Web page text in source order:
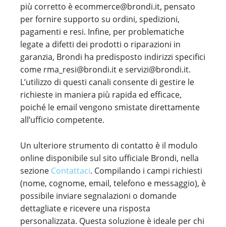
più corretto è ecommerce@brondi.it, pensato
per fornire supporto su ordini, spedizioni,
pagamenti e resi. Infine, per problematiche
legate a difetti dei prodotti o riparazioni in
garanzia, Brondi ha predisposto indirizzi specifici
come rma_resi@brondi.it e servizi@brondi.it.
L’utilizzo di questi canali consente di gestire le
richieste in maniera più rapida ed efficace,
poiché le email vengono smistate direttamente
all’ufficio competente.
Un ulteriore strumento di contatto è il modulo
online disponibile sul sito ufficiale Brondi, nella
sezione Contattaci. Compilando i campi richiesti
(nome, cognome, email, telefono e messaggio), è
possibile inviare segnalazioni o domande
dettagliate e ricevere una risposta
personalizzata. Questa soluzione è ideale per chi